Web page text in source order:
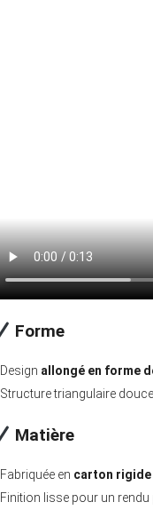
Forme
Design allongé en forme
Structure triangulaire
Matière
Fabriquée en carton rigide
Finition lisse pour un